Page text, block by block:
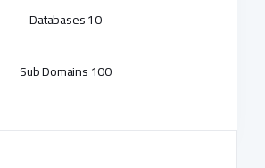
10 Databases
100 Sub Domains